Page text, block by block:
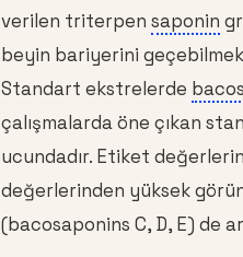
verilen triterpen saponin
beyin bariyerini
Standart ekstrelerde
çalışmalarda öne çıkan
ucundadır. Etiket
değerlerinden yüksek
(bacosaponins C, D, E) de